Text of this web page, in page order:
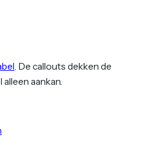
. De callouts dekken de
aankan.